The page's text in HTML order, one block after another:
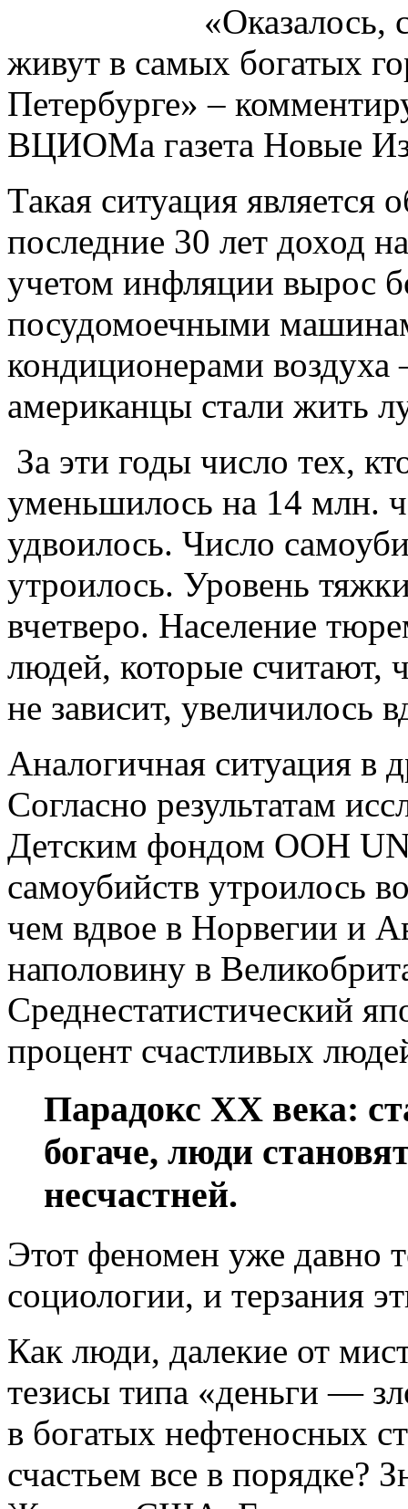
«Оказалось,
живут в самых богатых
Петербурге» –
ВЦИОМа газета Новые
Такая ситуация
последние 30 лет доход
учетом инфляции вырос
посудомоечными
кондиционерами
американцы стали жить
За эти годы число тех,
уменьшилось на 14 млн.
удвоилось. Число
утроилось. Уровень
вчетверо. Население
людей, которые считают,
не зависит, увеличилось
Аналогичная ситуация в
Согласно результатам
Детским фондом ООН
самоубийств утроилось
чем вдвое в Норвегии и
наполовину в
Среднестатистический
процент счастливых
Парадокс ХХ века:
богаче, люди
несчастней.
Этот феномен уже давно
социологии, и терзания
Как люди, далекие от
тезисы типа «деньги —
в богатых нефтеносных
счастьем все в порядке?